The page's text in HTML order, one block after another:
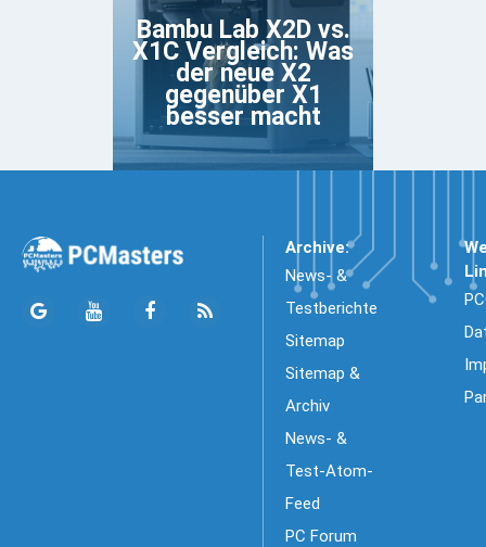
Bambu Lab X2D vs.
X1C Vergleich: Was
der neue X2
gegenüber X1
besser macht
Archive:
News- &
Testberichte
Sitemap
Sitemap &
Archiv
News- &
Test-Atom-
Feed
PC Forum